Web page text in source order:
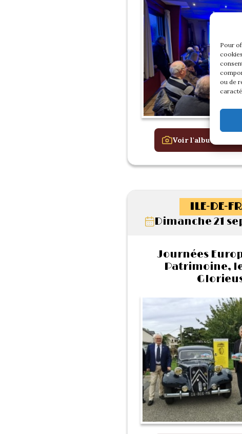
Pour
ou de
Voir l'album de
ILE-DE-
Dimanche 21
Journées
Patrimoine,